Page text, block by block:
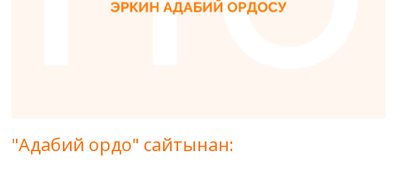
"Адабий ордо" сайтынан: